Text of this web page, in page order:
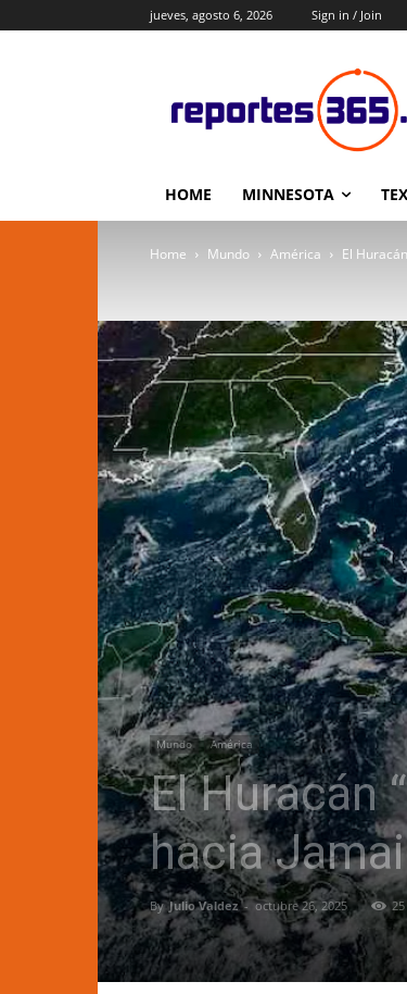
jueves, agosto 6, 2026 Sign in / Join
HOME MINNESOTA
Home Mundo América El
Mundo América
El Huracán
hacia
By Julio Valdez - octubre 26, 2025 25